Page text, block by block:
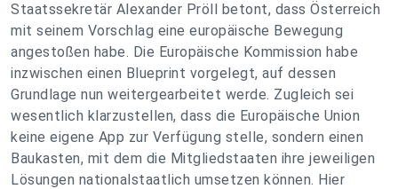
Staatssekretär Alexander Pröll betont, dass Österreich
mit seinem Vorschlag eine europäische Bewegung
angestoßen habe. Die Europäische Kommission habe
inzwischen einen Blueprint vorgelegt, auf dessen
Grundlage nun weitergearbeitet werde. Zugleich sei
wesentlich klarzustellen, dass die Europäische Union
keine eigene App zur Verfügung stelle, sondern einen
Baukasten, mit dem die Mitgliedstaaten ihre jeweiligen
Lösungen nationalstaatlich umsetzen können. Hier